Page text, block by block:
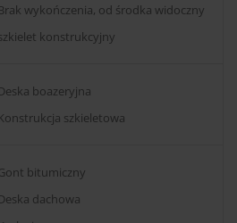
wykończenia, od środka widoczny
konstrukcyjny
boazeryjna
szkieletowa
bitumiczny
dachowa